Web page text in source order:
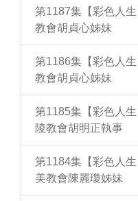
第1187集【彩色人
教會胡貞心姊妹
第1186集【彩色人
教會胡貞心姊妹
第1185集【彩色人
陵教會胡明正執事
第1184集【彩色人
美教會陳麗瓊姊妹